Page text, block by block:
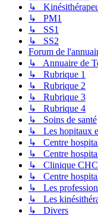
↳
↳ PM1
↳ SS1
↳ SS2
Forum de
↳ Annuaire de
↳ Rubrique 1
↳ Rubrique 2
↳ Rubrique 3
↳ Rubrique 4
↳ Soins de santé
↳ Les hopitaux
↳ Centre
↳ Centre
↳ Clinique CHC
↳ Centre
↳ Les
↳ Les
↳ Divers